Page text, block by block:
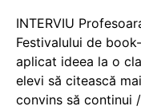
INTERVIU
Festivalului de
aplicat ideea la o
elevi să citească
convins să continui